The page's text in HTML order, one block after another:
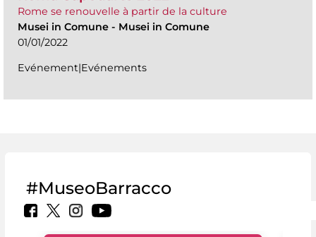
Rome se renouvelle à partir de la culture
Musei in Comune - Musei in Comune
01/01/2022
Evénement|Evénements
#MuseoBarracco